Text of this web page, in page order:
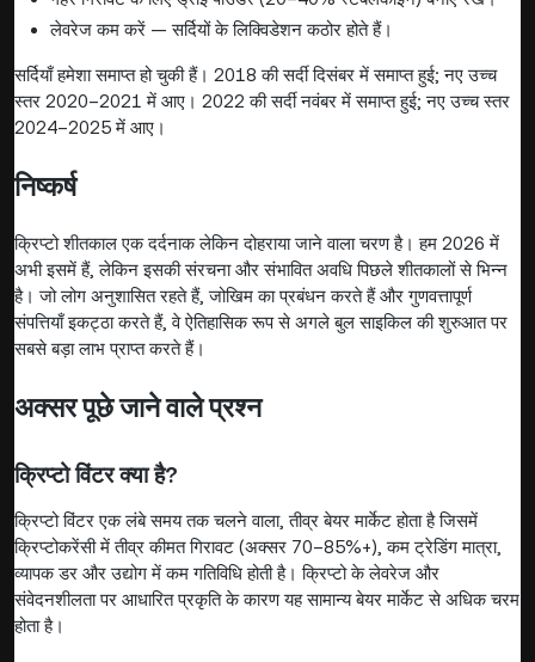
लेवरेज कम करें — सर्दियों के लिक्विडेशन कठोर होते हैं।
सर्दियाँ हमेशा समाप्त हो चुकी हैं। 2018 की सर्दी दिसंबर में समाप्त हुई; नए उच्च
स्तर 2020–2021 में आए। 2022 की सर्दी नवंबर में समाप्त हुई; नए उच्च स्तर
2024–2025 में आए।
निष्कर्ष
क्रिप्टो शीतकाल एक दर्दनाक लेकिन दोहराया जाने वाला चरण है। हम 2026 में
अभी इसमें हैं, लेकिन इसकी संरचना और संभावित अवधि पिछले शीतकालों से भिन्न
है। जो लोग अनुशासित रहते हैं, जोखिम का प्रबंधन करते हैं और गुणवत्तापूर्ण
संपत्तियाँ इकट्ठा करते हैं, वे ऐतिहासिक रूप से अगले बुल साइकिल की शुरुआत पर
सबसे बड़ा लाभ प्राप्त करते हैं।
अक्सर पूछे जाने वाले प्रश्न
क्रिप्टो विंटर क्या है?
क्रिप्टो विंटर एक लंबे समय तक चलने वाला, तीव्र बेयर मार्केट होता है जिसमें
क्रिप्टोकरेंसी में तीव्र कीमत गिरावट (अक्सर 70–85%+), कम ट्रेडिंग मात्रा,
व्यापक डर और उद्योग में कम गतिविधि होती है। क्रिप्टो के लेवरेज और
संवेदनशीलता पर आधारित प्रकृति के कारण यह सामान्य बेयर मार्केट से अधिक चरम
होता है।